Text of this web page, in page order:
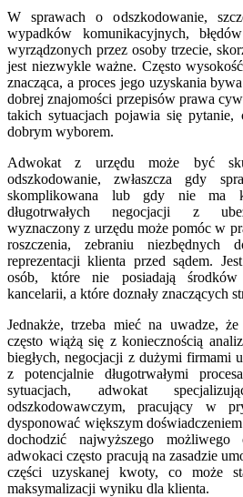
W sprawach o odszkodowanie,
wypadków komunikacyjnych,
wyrządzonych przez osoby trzecie,
jest niezwykle ważne. Często
znacząca, a proces jego uzyskania
dobrej znajomości przepisów prawa
takich sytuacjach pojawia się
dobrym wyborem.
Adwokat z urzędu może być
odszkodowanie, zwłaszcza gdy
skomplikowana lub gdy nie ma
długotrwałych negocjacji z
wyznaczony z urzędu może pomóc w
roszczenia, zebraniu
reprezentacji klienta przed sądem.
osób, które nie posiadają środków
kancelarii, a które doznały znaczących
Jednakże, trzeba mieć na uwadze,
często wiążą się z koniecznością
biegłych, negocjacji z dużymi firmami
z potencjalnie długotrwałymi
sytuacjach, adwokat
odszkodowawczym, pracujący w
dysponować większym
dochodzić najwyższego możliwego
adwokaci często pracują na zasadzie
części uzyskanej kwoty, co może
maksymalizacji wyniku dla klienta.